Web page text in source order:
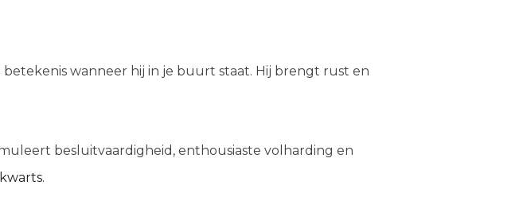
wanneer hij in je buurt staat. Hij brengt rust en
besluitvaardigheid, enthousiaste volharding en